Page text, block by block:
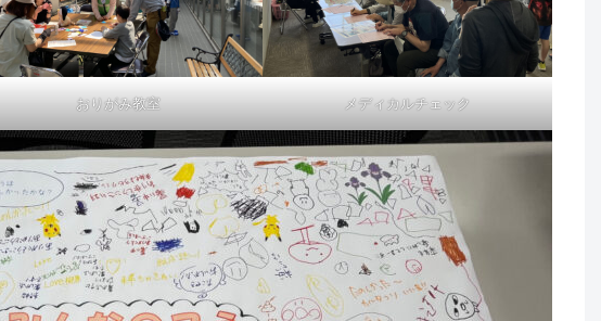
おりがみ教室 メディカルチェック